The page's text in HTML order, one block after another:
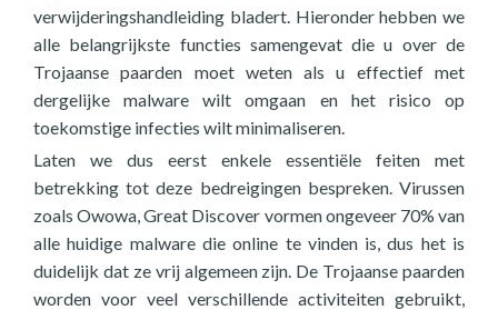
verwijderingshandleiding bladert. Hieronder hebben we
alle belangrijkste functies samengevat die u over de
Trojaanse paarden moet weten als u effectief met
dergelijke malware wilt omgaan en het risico op
toekomstige infecties wilt minimaliseren.
Laten we dus eerst enkele essentiële feiten met
betrekking tot deze bedreigingen bespreken. Virussen
zoals Owowa, Great Discover vormen ongeveer 70% van
alle huidige malware die online te vinden is, dus het is
duidelijk dat ze vrij algemeen zijn. De Trojaanse paarden
worden voor veel verschillende activiteiten gebruikt,